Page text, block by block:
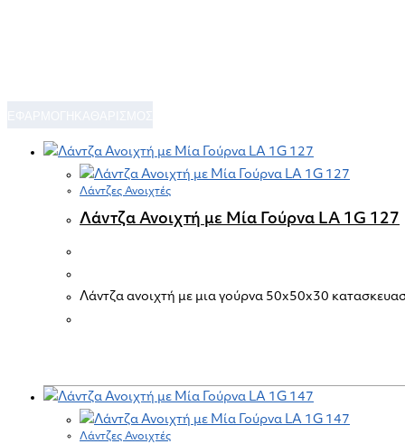
Λάντζες Ανοιχτές
Λάντζα Ανοιχτή με Μία Γούρνα LA 1G 127
Λάντζα ανοιχτή με μια γούρνα 50x50x30
Λάντζες Ανοιχτές